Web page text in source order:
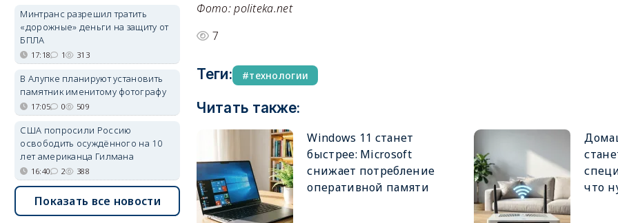
Фото: politeka.net
7
Теги: технологии
Читать также:
Windows 11 станет
быстрее: Microsoft
снижает потребление
оперативной памяти
что
Минтранс разрешил тратить
«дорожные» деньги на защиту от
БПЛА
17:18 1 313
В Алупке планируют установить
памятник именитому фотографу
17:05 0 509
США попросили Россию
освободить осуждённого на 10
лет американца Гилмана
16:40 2 388
Показать все новости